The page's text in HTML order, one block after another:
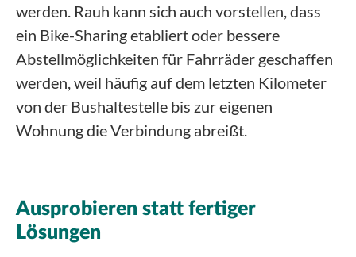
werden. Rauh kann sich auch vorstellen, dass
ein Bike-Sharing etabliert oder bessere
Abstellmöglichkeiten für Fahrräder geschaffen
werden, weil häufig auf dem letzten Kilometer
von der Bushaltestelle bis zur eigenen
Wohnung die Verbindung abreißt.
Ausprobieren statt fertiger
Lösungen